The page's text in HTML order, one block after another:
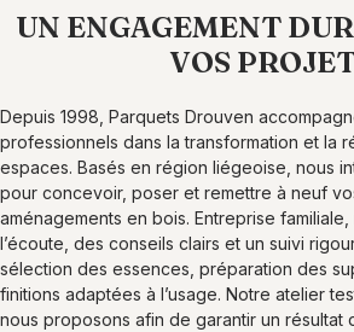
UN ENGAGEMENT
VOS
Depuis 1998, Parquets Drouven
professionnels dans la transformation et la
espaces. Basés en région liégeoise, nous
pour concevoir, poser et remettre à neuf
aménagements en bois. Entreprise
l’écoute, des conseils clairs et un suivi
sélection des essences, préparation des
finitions adaptées à l’usage. Notre atelier
nous proposons afin de garantir un résultat